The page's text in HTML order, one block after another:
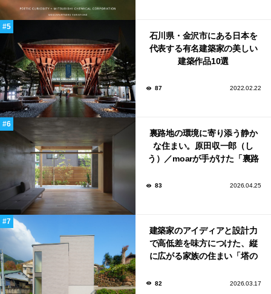
石川県・金沢市にある日本を
代表する有名建築家の美しい
建築作品10選
87 2022.02.22
裏路地の環境に寄り添う静か
な住まい。原田収一郎（し
う）／moarが手がけた「裏路
83 2026.04.25
建築家のアイディアと設計力
で高低差を味方につけた、縦
に広がる家族の住まい「塔の
82 2026.03.17